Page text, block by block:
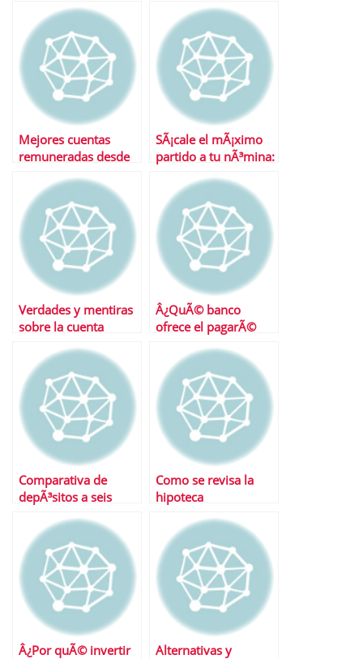
en cuenta Â¿Con
cuÃ¡l nos quedamos?
Mejores cuentas
remuneradas desde
limitaciÃ³n en los
tipos
SÃ¡cale el mÃ¡ximo
partido a tu nÃ³mina:
por domiciliar
Verdades y mentiras
sobre la cuenta
Â¿QuÃ© banco
ofrece el pagarÃ©
Comparativa de
depÃ³sitos a seis
Como se revisa la
hipoteca
Â¿Por quÃ© invertir
Alternativas y